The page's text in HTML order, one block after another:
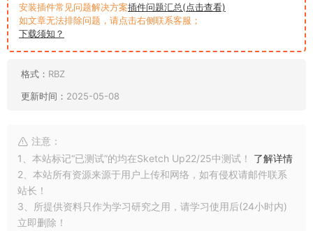
安装插件常见问题解决方案插件问题汇总(点击查看)
如文章无法排除问题，请点击右侧联系客服；
下载须知？
格式： RBZ
更新时间： 2025-05-08
注意：
1、本站标记“已测试”的均在Sketch Up22/25中测试！ 了解详情
2、本站所有资源来源于用户上传和网络，如有侵权请邮件联系
站长！
3、所提供资料只作为学习研究之用，请学习使用后(24小时内)
立即删除！